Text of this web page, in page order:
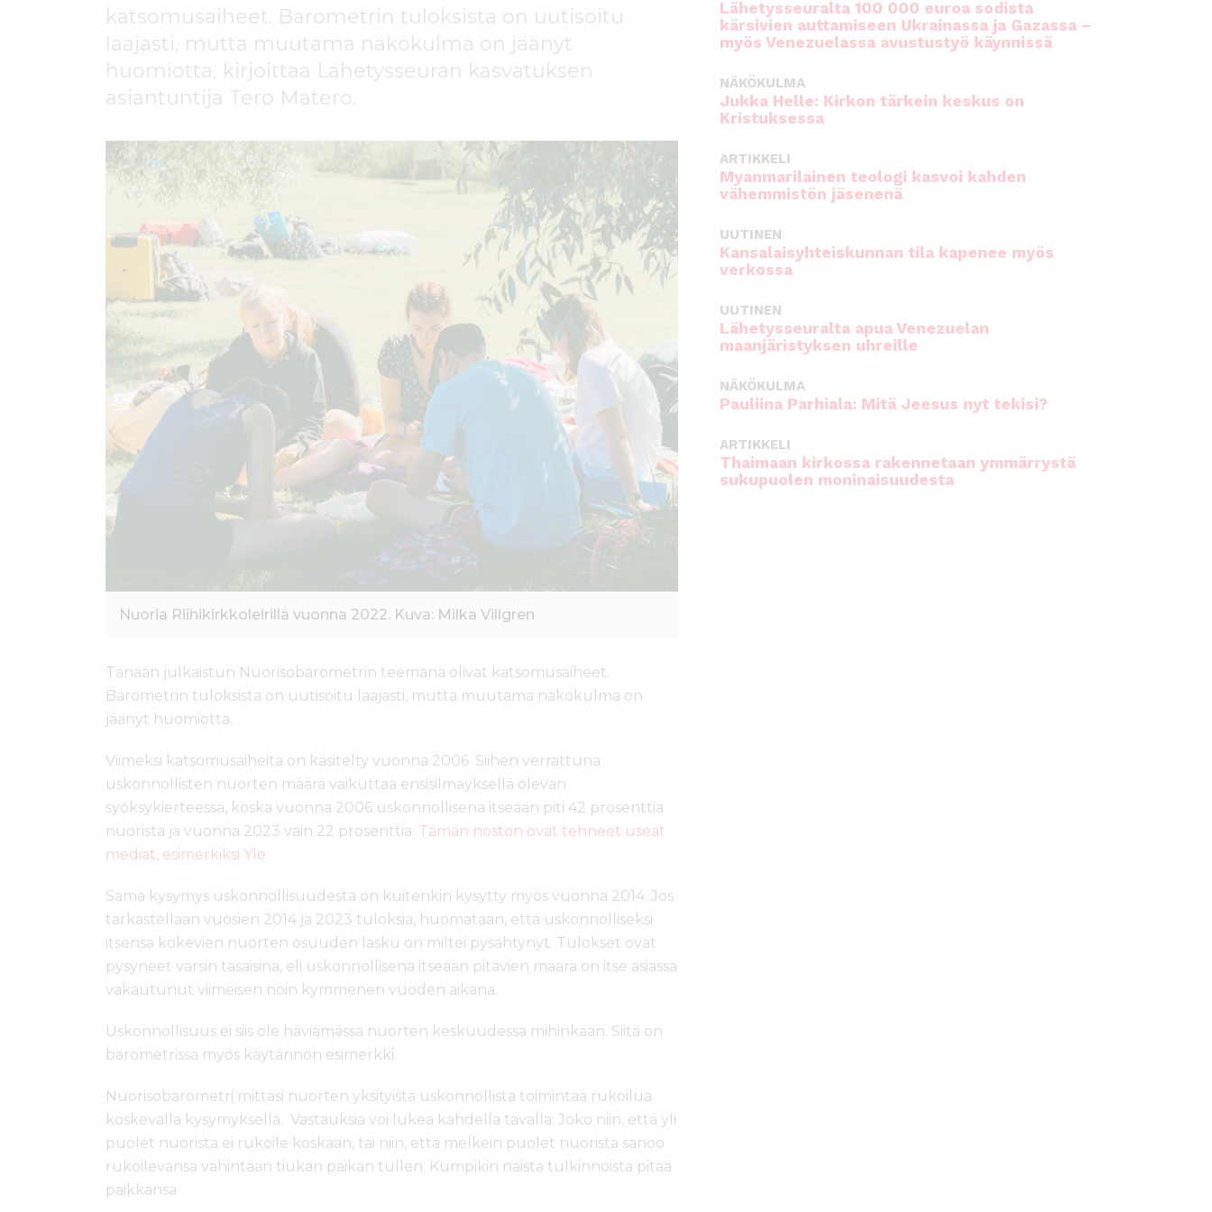
katsomusaiheet. Barometrin tuloksista on uutisoitu
laajasti, mutta muutama näkökulma on jäänyt
huomiotta, kirjoittaa Lähetysseuran kasvatuksen
asiantuntija Tero Matero.
Nuoria Riihikirkkoleirillä vuonna 2022. Kuva: Milka Villgren
Tänään julkaistun Nuorisobarometrin teemana olivat katsomusaiheet.
Barometrin tuloksista on uutisoitu laajasti, mutta muutama näkökulma on
jäänyt huomiotta.
Viimeksi katsomusaiheita on käsitelty vuonna 2006. Siihen verrattuna
uskonnollisten nuorten määrä vaikuttaa ensisilmäyksellä olevan
syöksykierteessä, koska vuonna 2006 uskonnollisena itseään piti 42 prosenttia
nuorista ja vuonna 2023 vain 22 prosenttia. Tämän noston ovat tehneet useat
mediat, esimerkiksi Yle.
Sama kysymys uskonnollisuudesta on kuitenkin kysytty myös vuonna 2014. Jos
tarkastellaan vuosien 2014 ja 2023 tuloksia, huomataan, että uskonnolliseksi
itsensä kokevien nuorten osuuden lasku on miltei pysähtynyt. Tulokset ovat
pysyneet varsin tasaisina, eli uskonnollisena itseään pitävien määrä on itse asiassa
vakautunut viimeisen noin kymmenen vuoden aikana.
Uskonnollisuus ei siis ole häviämässä nuorten keskuudessa mihinkään. Siitä on
barometrissä myös käytännön esimerkki.
Nuorisobarometri mittasi nuorten yksityistä uskonnollista toimintaa rukoilua
koskevalla kysymyksellä. Vastauksia voi lukea kahdella tavalla: Joko niin, että yli
puolet nuorista ei rukoile koskaan, tai niin, että melkein puolet nuorista sanoo
rukoilevansa vähintään tiukan paikan tullen. Kumpikin näistä tulkinnoista pitää
paikkansa.
Lähetysseuralta 100 000 euroa sodista
kärsivien auttamiseen Ukrainassa ja Gazassa –
myös Venezuelassa avustustyö käynnissä
NÄKÖKULMA
Jukka Helle: Kirkon tärkein keskus on
Kristuksessa
ARTIKKELI
Myanmarilainen teologi kasvoi kahden
vähemmistön jäsenenä
UUTINEN
Kansalaisyhteiskunnan tila kapenee myös
verkossa
UUTINEN
Lähetysseuralta apua Venezuelan
maanjäristyksen uhreille
NÄKÖKULMA
Pauliina Parhiala: Mitä Jeesus nyt tekisi?
ARTIKKELI
Thaimaan kirkossa rakennetaan ymmärrystä
sukupuolen moninaisuudesta